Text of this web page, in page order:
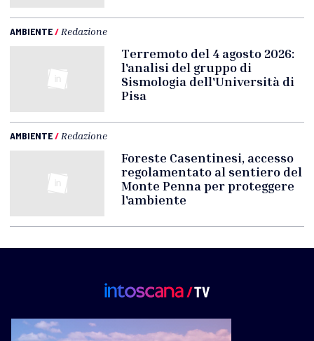
AMBIENTE/ Redazione
Terremoto del 4 agosto 2026:
l'analisi del gruppo di
Sismologia dell'Università di
Pisa
AMBIENTE/ Redazione
Foreste Casentinesi, accesso
regolamentato al sentiero del
Monte Penna per proteggere
l'ambiente